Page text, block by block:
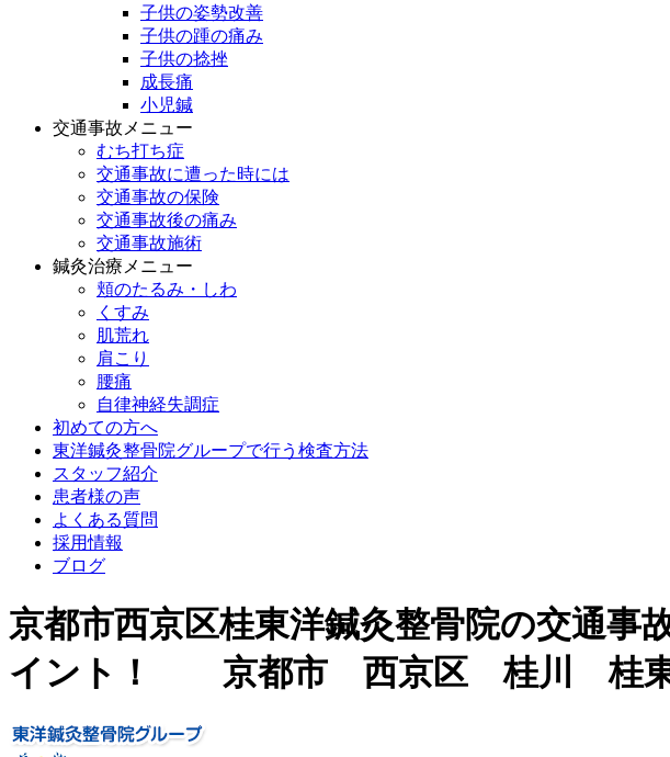
子供の姿勢改善
子供の踵の痛み
子供の捻挫
成長痛
小児鍼
交通事故メニュー
むち打ち症
交通事故に遭った時には
交通事故の保険
交通事故後の痛み
交通事故施術
鍼灸治療メニュー
頬のたるみ・しわ
くすみ
肌荒れ
肩こり
腰痛
自律神経失調症
初めての方へ
東洋鍼灸整骨院グループで行う検査方法
スタッフ紹介
患者様の声
よくある質問
採用情報
ブログ
京都市西京区桂東洋鍼灸整骨院の交通
イント！ 京都市 西京区 桂川 桂東